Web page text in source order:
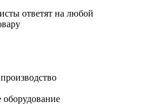
ответят на любой